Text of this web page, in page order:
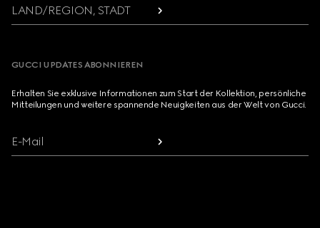
LAND/REGION, STADT
GUCCI UPDATES ABONNIEREN
Erhalten Sie exklusive Informationen zum Start der Kollektion, persönliche
Mitteilungen und weitere spannende Neuigkeiten aus der Welt von Gucci.
E-Mail